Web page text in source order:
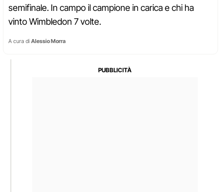
semifinale. In campo il campione in carica e chi ha
vinto Wimbledon 7 volte.
A cura di Alessio Morra